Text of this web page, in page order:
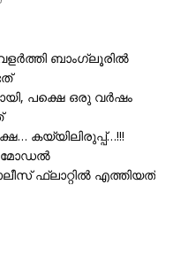
ബാംഗ്ലൂരിൽ
പക്ഷെ ഒരു വർഷം
കയ്യിലിരുപ്പ്…!!!
മോഡല്‍
ഫ്ലാറ്റിൽ എത്തിയത്